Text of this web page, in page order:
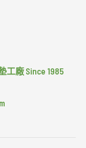
工廠 Since 1985